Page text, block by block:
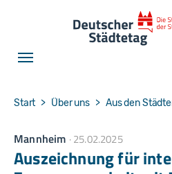
You are here:
Start Über uns Aus den
Mannheim 25.02.2025
Auszeichnung für